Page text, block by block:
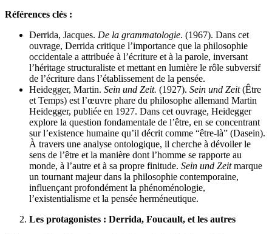
Références clés :
Derrida, Jacques. De la grammatologie. (1967). Dans cet
ouvrage, Derrida critique l’importance que la philosophie
occidentale a attribuée à l’écriture et à la parole, inversant
l’héritage structuraliste et mettant en lumière le rôle subversif
de l’écriture dans l’établissement de la pensée.
Heidegger, Martin. Sein und Zeit. (1927). Sein und Zeit(Être
et Temps) est l’œuvre phare du philosophe allemand Martin
Heidegger, publiée en 1927. Dans cet ouvrage, Heidegger
explore la question fondamentale de l’être, en se concentrant
sur l’existence humaine qu’il décrit comme “être-là” (Dasein).
À travers une analyse ontologique, il cherche à dévoiler le
sens de l’être et la manière dont l’homme se rapporte au
monde, à l’autre et à sa propre finitude. Sein und Zeitmarque
un tournant majeur dans la philosophie contemporaine,
influençant profondément la phénoménologie,
l’existentialisme et la pensée herméneutique.
Les protagonistes : Derrida, Foucault, et les autres